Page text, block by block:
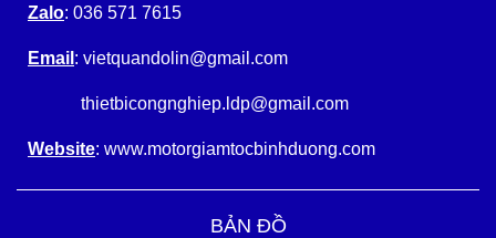
Zalo: 036 571 7615
Email : vietquandolin@gmail.com
thietbicongnghiep.ldp@gmail.com
Website: www.motorgiamtocbinhduong.com
BẢN ĐỒ